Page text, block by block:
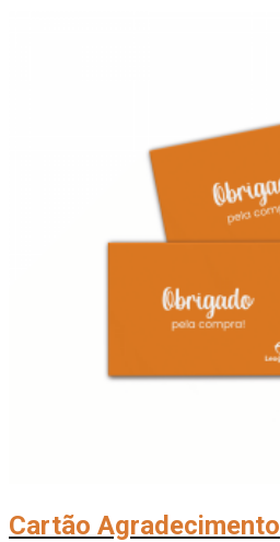
Cartão Agradecimento